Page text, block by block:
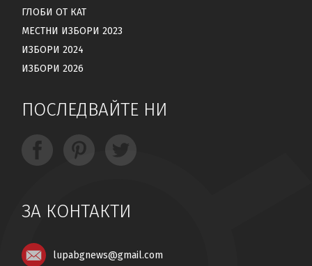
ГЛОБИ ОТ КАТ
МЕСТНИ ИЗБОРИ 2023
ИЗБОРИ 2024
ИЗБОРИ 2026
ПОСЛЕДВАЙТЕ НИ
ЗА КОНТАКТИ
lupabgnews@gmail.com